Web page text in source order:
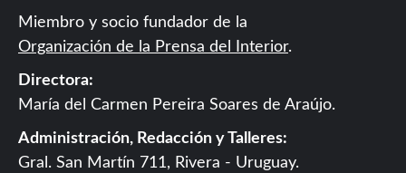
Miembro y socio fundador de la
Organización de la Prensa del Interior.
Directora:
María del Carmen Pereira Soares de Araújo.
Administración, Redacción y Talleres:
Gral. San Martín 711, Rivera - Uruguay.